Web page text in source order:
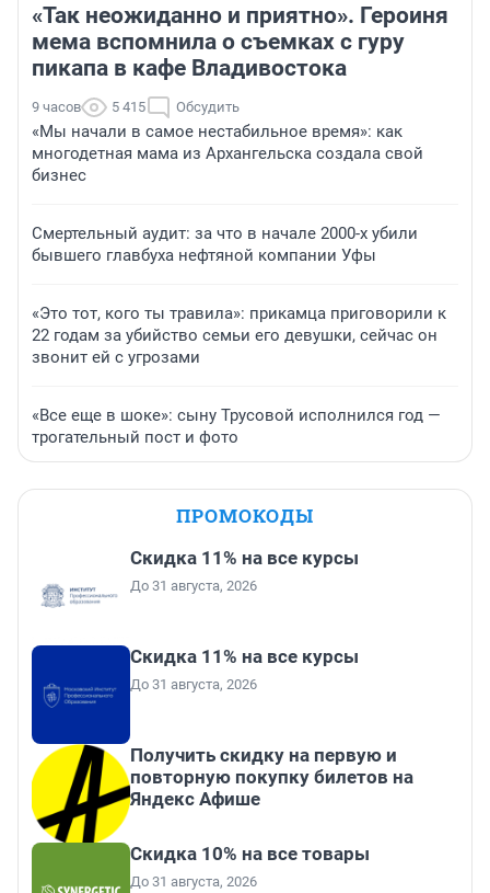
«Так неожиданно и приятно». Героиня
мема вспомнила о съемках с гуру
пикапа в кафе Владивостока
9 часов 5 415 Обсудить
«Мы начали в самое нестабильное время»: как
многодетная мама из Архангельска создала свой
бизнес
Смертельный аудит: за что в начале 2000-х убили
бывшего главбуха нефтяной компании Уфы
«Это тот, кого ты травила»: прикамца приговорили к
22 годам за убийство семьи его девушки, сейчас он
звонит ей с угрозами
«Все еще в шоке»: сыну Трусовой исполнился год —
трогательный пост и фото
ПРОМОКОДЫ
Скидка 11% на все курсы
До 31 августа, 2026
Скидка 11% на все курсы
До 31 августа, 2026
Получить скидку на первую и
повторную покупку билетов на
Яндекс Афише
Скидка 10% на все товары
До 31 августа, 2026